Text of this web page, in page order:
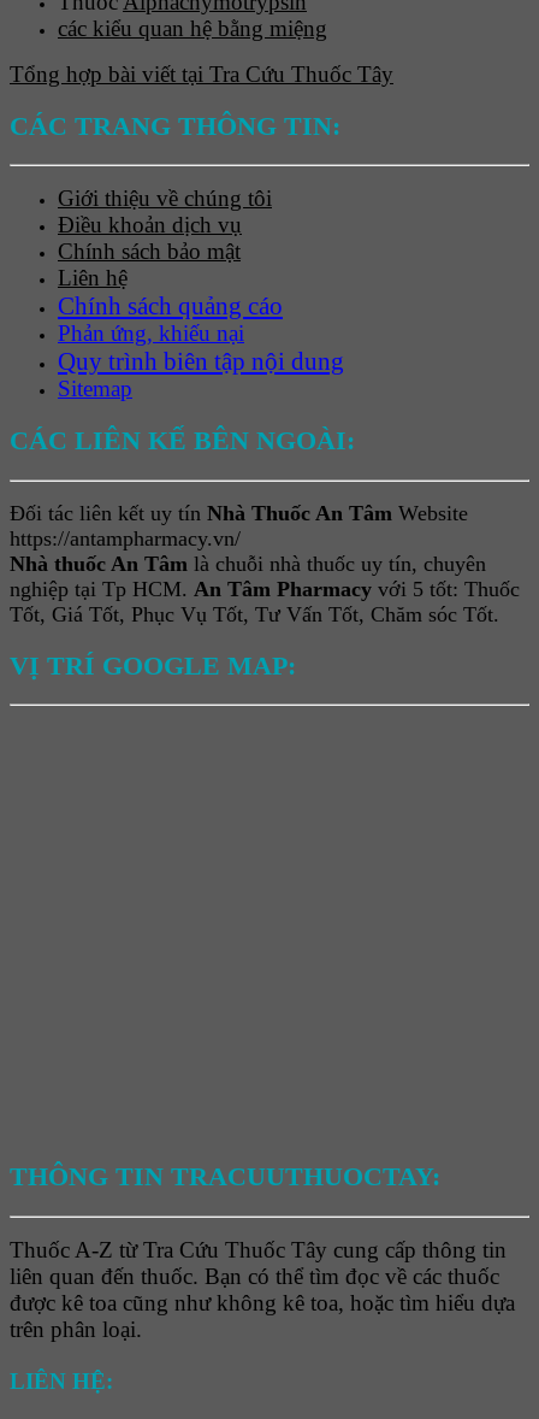
các kiểu quan hệ bằng miệng
Tổng hợp bài viết tại Tra Cứu Thuốc Tây
CÁC TRANG THÔNG TIN:
Giới thiệu về chúng tôi
Điều khoản dịch vụ
Chính sách bảo mật
Liên hệ
Chính sách quảng cáo
Phản ứng, khiếu nại
Quy trình biên tập nội dung
Sitemap
CÁC LIÊN KẾ BÊN NGOÀI:
Đối tác liên kết uy tín Nhà Thuốc An Tâm Website
https://antampharmacy.vn/
Nhà thuốc An Tâm là chuỗi nhà thuốc uy tín, chuyên
nghiệp tại Tp HCM. An Tâm Pharmacy với 5 tốt: Thuốc
Tốt, Giá Tốt, Phục Vụ Tốt, Tư Vấn Tốt, Chăm sóc Tốt.
VỊ TRÍ GOOGLE MAP:
THÔNG TIN TRACUUTHUOCTAY:
Thuốc A-Z từ Tra Cứu Thuốc Tây cung cấp thông tin
liên quan đến thuốc. Bạn có thể tìm đọc về các thuốc
được kê toa cũng như không kê toa, hoặc tìm hiểu dựa
trên phân loại.
LIÊN HỆ: